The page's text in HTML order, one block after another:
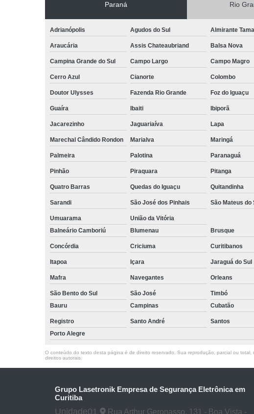
Paraná Rio
Adrianópolis Agudos do Sul Almirante
Araucária Assis Chateaubriand Balsa Nova
Campina Grande do Sul Campo Largo Campo Magro
Cerro Azul Cianorte Colombo
Doutor Ulysses Fazenda Rio Grande Foz do Iguaçu
Guaíra Ibaiti Ibiporã
Jacarezinho Jaguariaíva Lapa
Marechal Cândido Rondon Marialva Maringá
Palmeira Palotina Paranaguá
Pinhão Piraquara Pitanga
Quatro Barras Quedas do Iguaçu Quitandinha
Sarandi São José dos Pinhais São Mateus do
Umuarama
União da Vitória
Balneário Camboriú
Blumenau Brusque
Concórdia Criciuma Curitibanos
Itapoa Içara Jaraguá do Sul
Mafra Navegantes Orleans
São Bento do Sul São José Timbó
Bauru
Campinas Cubatão
Registro Santo André Santos
Porto Alegre
O conteúdo do texto desta página é de direito reservado. Sua reprodução, parcial ou
direitos autorais
Grupo Lasetronik Empresa de Segurança Eletrônica em
Curitiba
Unidade01 Rua Arthur Geronasso, 131 - Boa Vista -